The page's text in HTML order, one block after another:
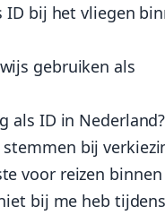
ID bij het vliegen
gebruiken als
als ID in Nederland?
bij
voor reizen binnen
bij me heb